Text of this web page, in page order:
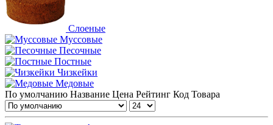
Слоеные
Муссовые
Песочные
Постные
Чизкейки
Медовые
По умолчанию Название Цена Рейтинг Код Товара